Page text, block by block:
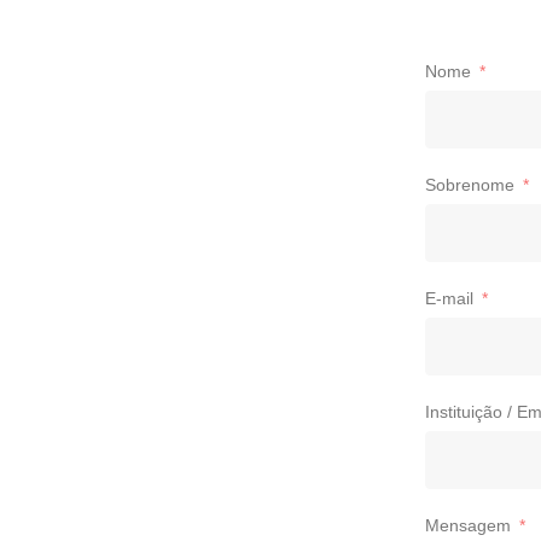
Nome
Sobrenome
E-mail
Instituição /
Mensagem